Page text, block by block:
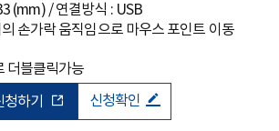
(mm) / 연결방식 : USB
손가락 움직임으로 마우스 포인트 이동
더블클릭가능
청하기
신청확인